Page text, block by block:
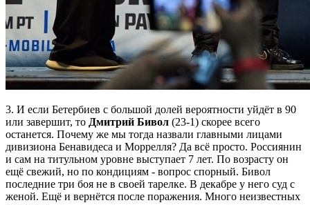
3. И если Бетербиев с большой долей вероятности уйдёт в 90
или завершит, то Дмитрий Бивол (23-1) скорее всего
останется. Почему же мы тогда назвали главными лицами
дивизиона Бенавидеса и Моррелля? Да всё просто. Россиянин
и сам на титульном уровне выступает 7 лет. По возрасту он
ещё свежий, но по кондициям - вопрос спорный. Бивол
последние три боя не в своей тарелке. В декабре у него суд с
женой. Ещё и вернётся после поражения. Много неизвестных